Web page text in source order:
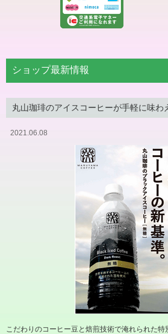
ショップ最新情報
丸山珈琲のアイスコーヒーが手軽に味わ
2021.06.08
こだわりのコーヒー豆と焙煎技術で淹れられた